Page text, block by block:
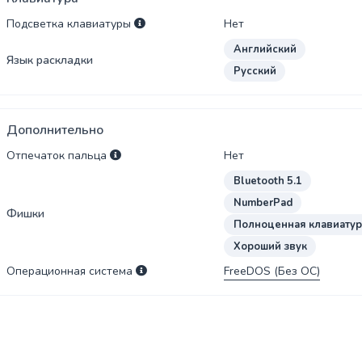
Подсветка клавиатуры Нет
Язык раскладки
Английский
Русский
Дополнительно
Отпечаток пальца Нет
Фишки
Bluetooth 5.1
NumberPad
Полноценная
Хороший звук
Операционная система FreeDOS (Без ОС)